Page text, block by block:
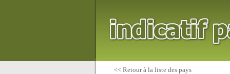
<< Retour à la liste des pays